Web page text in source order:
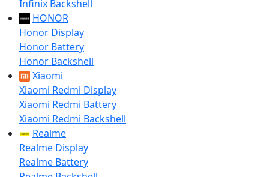
Infinix Backshell
HONOR
Honor Display
Honor Battery
Honor Backshell
Xiaomi
Xiaomi Redmi Display
Xiaomi Redmi Battery
Xiaomi Redmi Backshell
Realme
Realme Display
Realme Battery